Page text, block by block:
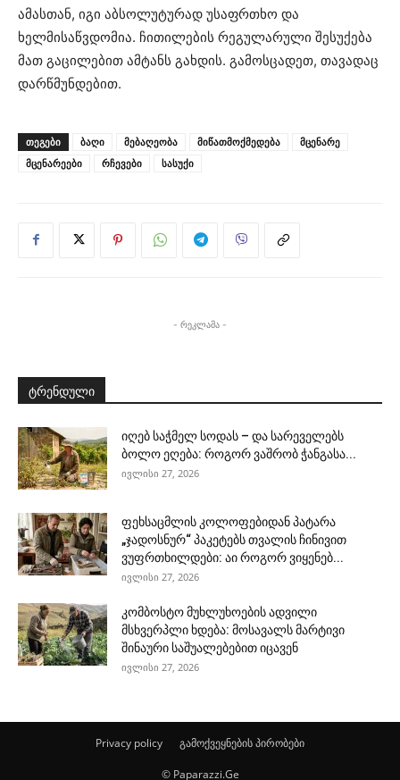
ამასთან, იგი აბსოლუტურად უსაფრთხო და
ხელმისაწვდომია. ჩითილების რეგულარული შესუქება
მათ გაცილებით ამტანს გახდის. გამოსცადეთ, თავადაც
დარწმუნდებით.
ᲗᲔᲒᲔᲑᲘ ბაღი მებაღეობა მიწათმოქმედება
მცენარე
მცენარეები
რჩევები სასუქი
- რეკლამა -
ტრენდული
იღებ საჭმელ სოდას – და სარეველებს
ბოლო ეღება: როგორ ვაშრობ ჭანგასა...
ივლისი 27, 2026
ფეხსაცმლის კოლოფებიდან პატარა
„ჯადოსნურ“ პაკეტებს თვალის ჩინივით
ვუფრთხილდები: აი როგორ ვიყენებ...
ივლისი 27, 2026
კომბოსტო მუხლუხოების ადვილი
მსხვერპლი ხდება: მოსავალს მარტივი
შინაური საშუალებებით იცავენ
ივლისი 27, 2026
Privacy policy გამოქვეყნების პირობები
© Paparazzi.Ge